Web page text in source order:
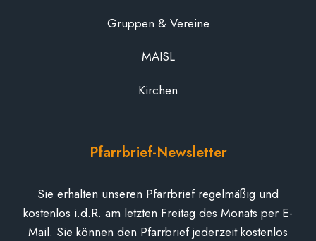
Gruppen & Vereine
MAISL
Kirchen
Pfarrbrief-Newsletter
Sie erhalten unseren Pfarrbrief regelmäßig und
kostenlos i.d.R. am letzten Freitag des Monats per E-
Mail. Sie können den Pfarrbrief jederzeit kostenlos